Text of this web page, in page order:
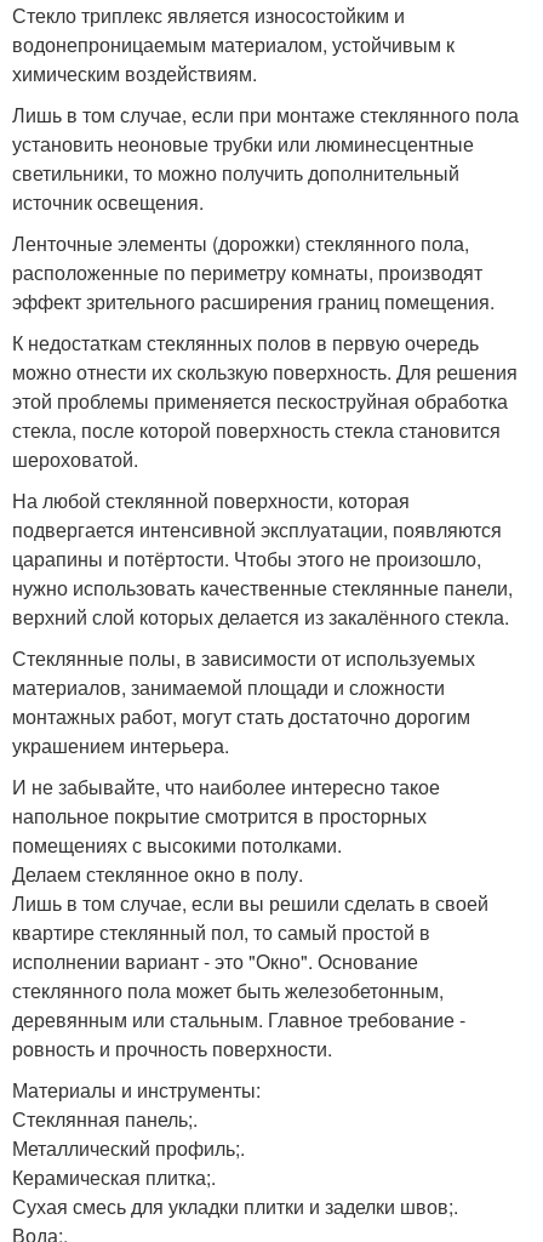
Стекло триплекс является износостойким и
водонепроницаемым материалом, устойчивым к
химическим воздействиям.
Лишь в том случае, если при монтаже стеклянного пола
установить неоновые трубки или люминесцентные
светильники, то можно получить дополнительный
источник освещения.
Ленточные элементы (дорожки) стеклянного пола,
расположенные по периметру комнаты, производят
эффект зрительного расширения границ помещения.
К недостаткам стеклянных полов в первую очередь
можно отнести их скользкую поверхность. Для решения
этой проблемы применяется пескоструйная обработка
стекла, после которой поверхность стекла становится
шероховатой.
На любой стеклянной поверхности, которая
подвергается интенсивной эксплуатации, появляются
царапины и потёртости. Чтобы этого не произошло,
нужно использовать качественные стеклянные панели,
верхний слой которых делается из закалённого стекла.
Стеклянные полы, в зависимости от используемых
материалов, занимаемой площади и сложности
монтажных работ, могут стать достаточно дорогим
украшением интерьера.
И не забывайте, что наиболее интересно такое
напольное покрытие смотрится в просторных
помещениях с высокими потолками.
Делаем стеклянное окно в полу.
Лишь в том случае, если вы решили сделать в своей
квартире стеклянный пол, то самый простой в
исполнении вариант - это "Окно". Основание
стеклянного пола может быть железобетонным,
деревянным или стальным. Главное требование -
ровность и прочность поверхности.
Материалы и инструменты:
Стеклянная панель;.
Металлический профиль;.
Керамическая плитка;.
Сухая смесь для укладки плитки и заделки швов;.
Вода;.